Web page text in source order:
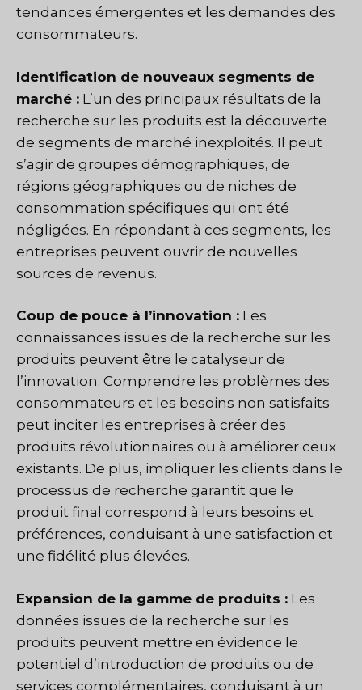
tendances émergentes et les demandes des
consommateurs.
Identification de nouveaux segments de
marché : L’un des principaux résultats de la
recherche sur les produits est la découverte
de segments de marché inexploités. Il peut
s’agir de groupes démographiques, de
régions géographiques ou de niches de
consommation spécifiques qui ont été
négligées. En répondant à ces segments, les
entreprises peuvent ouvrir de nouvelles
sources de revenus.
Coup de pouce à l’innovation : Les
connaissances issues de la recherche sur les
produits peuvent être le catalyseur de
l’innovation. Comprendre les problèmes des
consommateurs et les besoins non satisfaits
peut inciter les entreprises à créer des
produits révolutionnaires ou à améliorer ceux
existants. De plus, impliquer les clients dans le
processus de recherche garantit que le
produit final correspond à leurs besoins et
préférences, conduisant à une satisfaction et
une fidélité plus élevées.
Expansion de la gamme de produits : Les
données issues de la recherche sur les
produits peuvent mettre en évidence le
potentiel d’introduction de produits ou de
services complémentaires, conduisant à un